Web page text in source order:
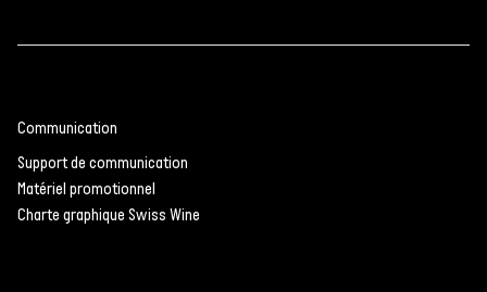
Une adaptation
Communication
Support de communication
Matériel promotionnel
Charte graphique Swiss Wine